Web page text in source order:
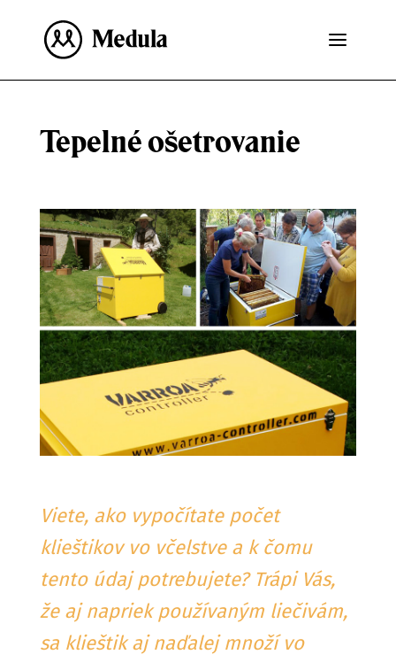
Tepelné ošetrovanie
Viete, ako vypočítate počet
klieštikov vo včelstve a k čomu
tento údaj potrebujete? Trápi Vás,
že aj napriek používaným liečivám,
sa klieštik aj naďalej množí vo